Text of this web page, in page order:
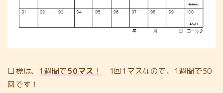
目標は、 1週間で50マス ！
1回1マスなので、1週間で50
回です！